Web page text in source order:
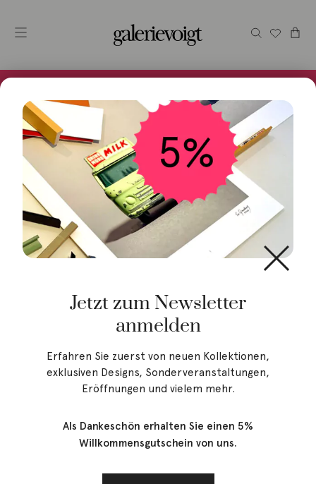
Versandfertig! 5% Bei Newsletteranmeldung.
Start/Kunst /Geschenke / Artshop/ You are the best
Jetzt zum Newsletter
anmelden
Erfahren Sie zuerst von neuen Kollektionen,
exklusiven Designs, Sonderveranstaltungen,
Eröffnungen und vielem mehr.
Als Dankeschön erhalten Sie einen 5%
Willkommensgutschein von uns.